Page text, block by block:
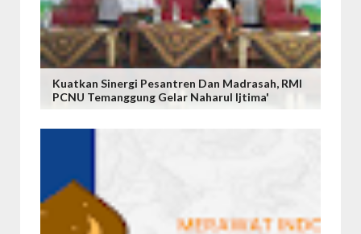
Kuatkan Sinergi Pesantren Dan Madrasah, RMI
PCNU Temanggung Gelar Naharul Ijtima'